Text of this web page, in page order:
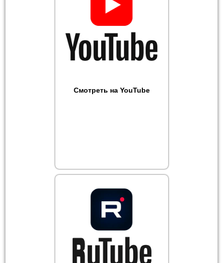
Смотреть на YouTube